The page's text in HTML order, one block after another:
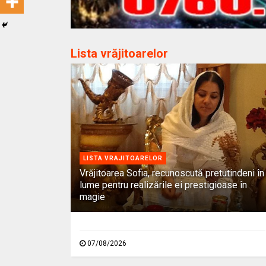
Lista vrăjitoarelor
LISTA VRAJITOARELOR
Vrăjitoarea Sofia, recunoscută pretutindeni în
lume pentru realizările ei prestigioase în
magie
07/08/2026